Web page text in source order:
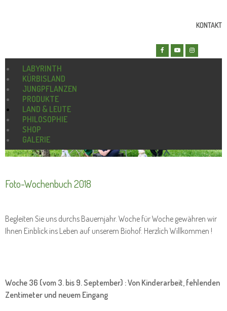
KONTAKT
LABYRINTH
KÜRBISLAND
JUNGPFLANZEN
PRODUKTE
LAND & LEUTE
PHILOSOPHIE
SHOP
GALERIE
Foto-Wochenbuch 2018
Begleiten Sie uns durchs Bauernjahr. Woche für Woche gewähren wir
Ihnen Einblick ins Leben auf unserem Biohof. Herzlich Willkommen !
Woche 36 (vom 3. bis 9. September) : Von Kinderarbeit, fehlenden
Zentimeter und neuem Eingang